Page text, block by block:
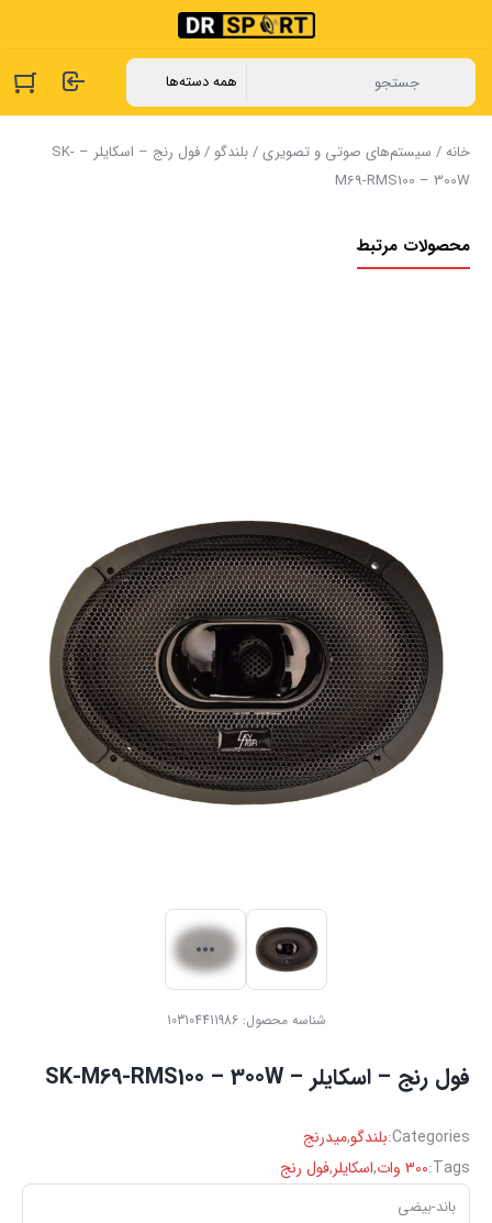
خانه/ سیستم‌های صوتی و تصویری/بلندگو
/ فول رنج – اسکایلر – SK-
M69-RMS100 – 300W
محصولات مرتبط
شناسه محصول:103104411986
فول رنج – اسکایلر – SK-M69-RMS100 – 300W
Categories: بلندگو,میدرنج
Tags: 300 وات ,اسکایلر,فول رنج
باند-بیضی